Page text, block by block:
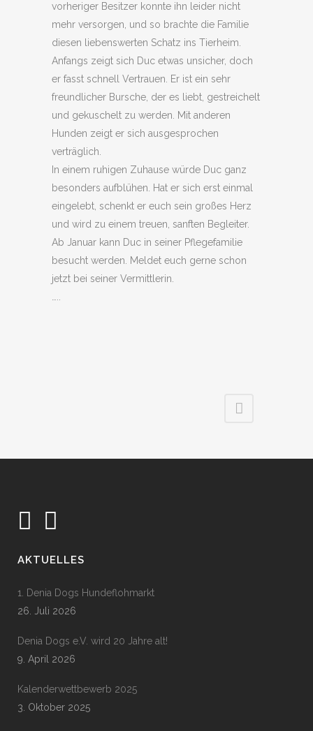
vorheriger Besitzer konnte ihn leider nicht
mehr versorgen, und so brachte die Familie
diesen liebenswerten Schatz ins Tierheim.
Anfangs zeigt sich Duc etwas unsicher, doch
er fasst schnell Vertrauen. Er ist ein sehr
freundlicher Bursche, der es liebt, gestreichelt
und gekuschelt zu werden. Mit anderen
Hunden zeigt er sich ausgesprochen
verträglich.
In einem ruhigen Zuhause würde Duc ganz
besonders aufblühen. Hat er sich erst einmal
eingelebt, schenkt er euch sein großes Herz
und wird zu einem treuen, sanften Begleiter.
Ab Januar kann Duc in seiner Pflegefamilie
besucht werden. Meldet euch gerne schon
jetzt bei seiner Vermittlerin.
…..
AKTUELLES
1. Denia Dogs Hundeflohmarkt
26. Juli 2026
Denia Dogs e.V. wird 20 Jahre alt!
9. April 2026
Kalenderwettbewerb 2025
3. Oktober 2025